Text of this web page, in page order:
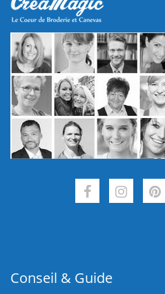
Conseil & Guide